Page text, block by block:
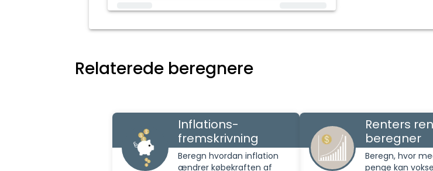
Relaterede beregnere
Inflations-
fremskrivning
Beregn hvordan inflation
ændrer købekraften af
Renters
beregner
Beregn, hvor
penge kan